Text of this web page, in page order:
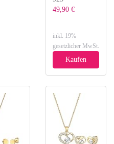
49,90 €
inkl. 19%
gesetzlicher MwSt.
Kaufen